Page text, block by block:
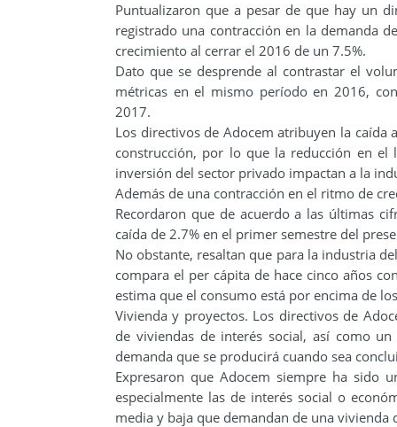
Puntualizaron que a pesar de que hay un
registrado una contracción en la demanda
crecimiento al cerrar el 2016 de un 7.5%.
Dato que se desprende al contrastar el
métricas en el mismo período en 2016,
2017.
Los directivos de Adocem atribuyen la caída
construcción, por lo que la reducción en
inversión del sector privado impactan a la
Además de una contracción en el ritmo de
Recordaron que de acuerdo a las últimas
caída de 2.7% en el primer semestre del
No obstante, resaltan que para la industria
compara el per cápita de hace cinco años
estima que el consumo está por encima de
Vivienda y proyectos. Los directivos de
de viviendas de interés social, así como
demanda que se producirá cuando sea
Expresaron que Adocem siempre ha sido
especialmente las de interés social o
media y baja que demandan de una vivienda